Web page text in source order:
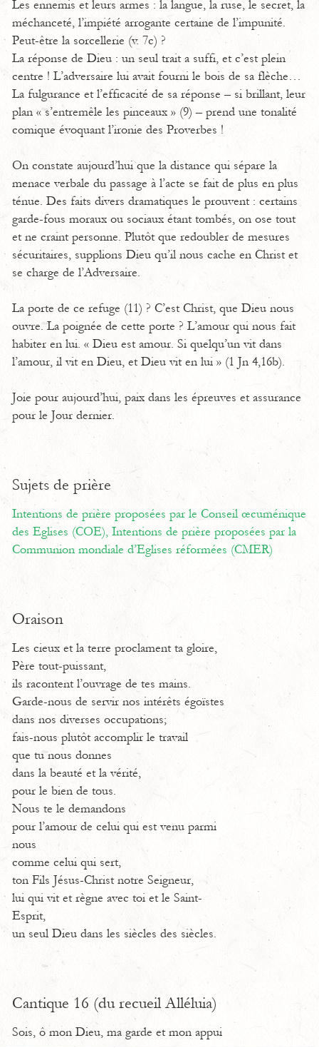
Les ennemis et leurs armes : la langue, la ruse, le secret, la
méchanceté, l’impiété arrogante certaine de l’impunité.
Peut-être la sorcellerie (v. 7c) ?
La réponse de Dieu : un seul trait a suffi, et c’est plein
centre ! L’adversaire lui avait fourni le bois de sa flèche…
La fulgurance et l’efficacité de sa réponse – si brillant, leur
plan « s’entremêle les pinceaux » (9) – prend une tonalité
comique évoquant l’ironie des Proverbes !
On constate aujourd’hui que la distance qui sépare la
menace verbale du passage à l’acte se fait de plus en plus
ténue. Des faits divers dramatiques le prouvent : certains
garde-fous moraux ou sociaux étant tombés, on ose tout
et ne craint personne. Plutôt que redoubler de mesures
sécuritaires, supplions Dieu qu’il nous cache en Christ et
se charge de l’Adversaire.
La porte de ce refuge (11) ? C’est Christ, que Dieu nous
ouvre. La poignée de cette porte ? L’amour qui nous fait
habiter en lui. « Dieu est amour. Si quelqu’un vit dans
l’amour, il vit en Dieu, et Dieu vit en lui » (1 Jn 4,16b).
Joie pour aujourd’hui, paix dans les épreuves et assurance
pour le Jour dernier.
Sujets de prière
Intentions de prière proposées par le Conseil œcuménique
des Eglises (COE), Intentions de prière proposées par la
Communion mondiale d’Eglises réformées (CMER)
Oraison
Les cieux et la terre proclament ta gloire,
Père tout-puissant,
ils racontent l’ouvrage de tes mains.
Garde-nous de servir nos intérêts égoïstes
dans nos diverses occupations;
fais-nous plutôt accomplir le travail
que tu nous donnes
dans la beauté et la vérité,
pour le bien de tous.
Nous te le demandons
pour l’amour de celui qui est venu parmi
nous
comme celui qui sert,
ton Fils Jésus-Christ notre Seigneur,
lui qui vit et règne avec toi et le Saint-
Esprit,
un seul Dieu dans les siècles des siècles.
Cantique 16 (du recueil Alléluia)
Sois, ô mon Dieu, ma garde et mon appui